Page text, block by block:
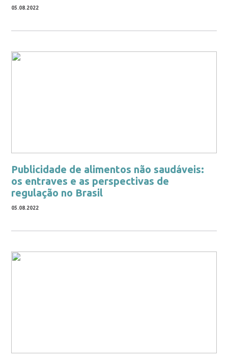
05.08.2022
Publicidade de alimentos não saudáveis:
os entraves e as perspectivas de
regulação no Brasil
05.08.2022